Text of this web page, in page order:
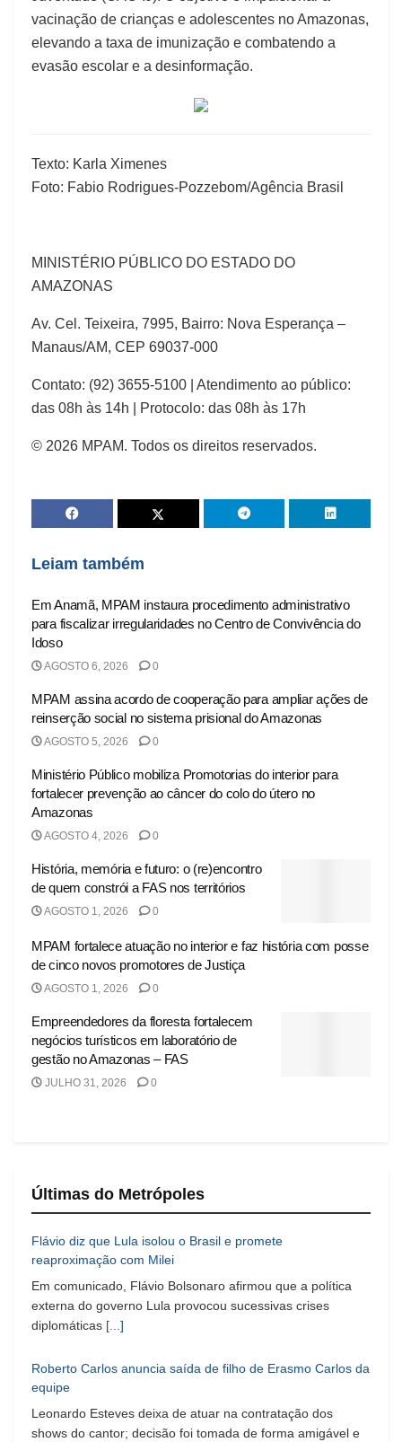
vacinação de crianças e adolescentes no Amazonas,
elevando a taxa de imunização e combatendo a
evasão escolar e a desinformação.
Texto: Karla Ximenes
Foto: Fabio Rodrigues-Pozzebom/Agência Brasil
MINISTÉRIO PÚBLICO DO ESTADO DO
AMAZONAS
Av. Cel. Teixeira, 7995, Bairro: Nova Esperança –
Manaus/AM, CEP 69037-000
Contato: (92) 3655-5100 | Atendimento ao público:
das 08h às 14h | Protocolo: das 08h às 17h
© 2026 MPAM. Todos os direitos reservados.
Leiam também
Em Anamã, MPAM instaura procedimento administrativo
para fiscalizar irregularidades no Centro de Convivência do
Idoso
AGOSTO 6, 2026 0
MPAM assina acordo de cooperação para ampliar ações de
reinserção social no sistema prisional do Amazonas
AGOSTO 5, 2026 0
Ministério Público mobiliza Promotorias do interior para
fortalecer prevenção ao câncer do colo do útero no
Amazonas
AGOSTO 4, 2026 0
História, memória e futuro: o (re)encontro
de quem constrói a FAS nos territórios
AGOSTO 1, 2026 0
MPAM fortalece atuação no interior e faz história com posse
de cinco novos promotores de Justiça
AGOSTO 1, 2026 0
Empreendedores da floresta fortalecem
negócios turísticos em laboratório de
gestão no Amazonas – FAS
JULHO 31, 2026 0
Últimas do Metrópoles
Flávio diz que Lula isolou o Brasil e promete
reaproximação com Milei
Em comunicado, Flávio Bolsonaro afirmou que a política
externa do governo Lula provocou sucessivas crises
diplomáticas [...]
Roberto Carlos anuncia saída de filho de Erasmo Carlos da
equipe
Leonardo Esteves deixa de atuar na contratação dos
shows do cantor; decisão foi tomada de forma amigável e